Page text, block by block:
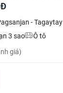
- Tagaytay
3 sao
Ô tô
giá)